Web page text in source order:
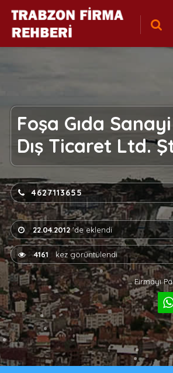
Foşa Gıda
Dış Ticaret Ltd.
4627113655
22.04.2012'de eklendi
4161 kez görüntülendi
Firmayı